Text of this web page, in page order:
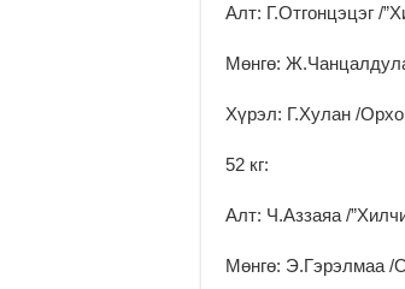
Алт: Г.Отгонцэцэг /
Мөнгө:
Хүрэл: Г.Хулан /
52 кг:
Алт: Ч.Аззаяа /
Мөнгө: Э.Гэрэлмаа /